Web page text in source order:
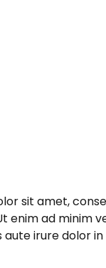
sit amet,
enim ad minim
aute irure dolor